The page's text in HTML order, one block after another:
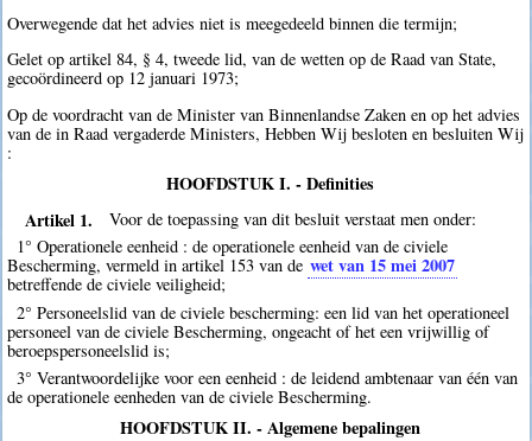
Overwegende dat het advies niet is meegedeeld binnen die termijn;
Gelet op artikel 84, § 4, tweede lid, van de wetten op de Raad van State,
gecoördineerd op 12 januari 1973;
Op de voordracht van de Minister van Binnenlandse Zaken en op het advies
van de in Raad vergaderde Ministers, Hebben Wij besloten en besluiten Wij
:
HOOFDSTUK I. - Definities
Artikel 1.
Voor de toepassing van dit besluit verstaat men onder:
1° Operationele eenheid : de operationele eenheid van de civiele
Bescherming, vermeld in artikel 153 van de wet van 15 mei 2007
betreffende de civiele veiligheid;
2° Personeelslid van de civiele bescherming: een lid van het operationeel
personeel van de civiele Bescherming, ongeacht of het een vrijwillig of
beroepspersoneelslid is;
3° Verantwoordelijke voor een eenheid : de leidend ambtenaar van één van
de operationele eenheden van de civiele Bescherming.
HOOFDSTUK II. - Algemene bepalingen